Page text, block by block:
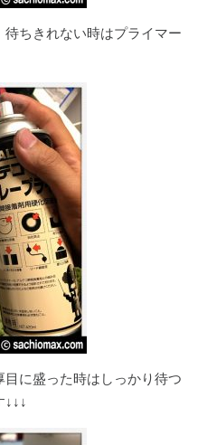
ちきれない時はプライマー
に盛った時はしっかり待つ
↓↓↓